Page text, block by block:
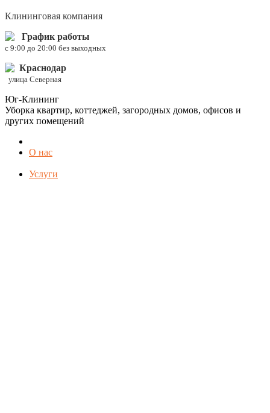
Клининговая компания
График работы
c 9:00 до 20:00 без выходных
Краснодар
улица Северная
Юг-Клининг
Уборка квартир, коттеджей, загородных домов, офисов и
других помещений
О нас
Услуги